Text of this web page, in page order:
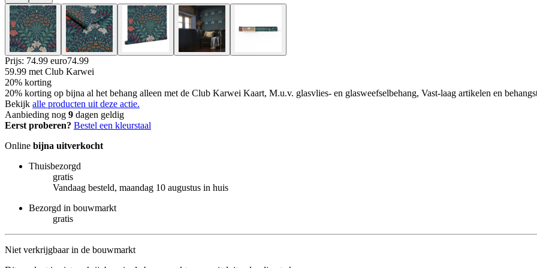
Prijs: 74.99 euro74.99
59.99 met Club Karwei
20% korting
20% korting op bijna al het behang alleen met de Club Karwei Kaart, M.u.v. glasvlies- en glasweefselbehang, Vast-laag artikelen en
Bekijk alle producten uit deze actie.
Aanbieding nog 9 dagen geldig
Eerst proberen? Bestel een kleurstaal
Online bijna uitverkocht
Thuisbezorgd
gratis
Vandaag besteld, maandag 10 augustus in huis
Bezorgd in bouwmarkt
gratis
Niet verkrijgbaar in de bouwmarkt